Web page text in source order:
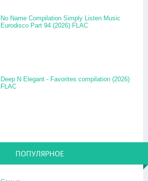
No Name Compilation Simply Listen Music
Eurodisco Part 94 (2026) FLAC
Deep N Elegant - Favorites compilation (2026)
FLAC
ПОПУЛЯРНОЕ